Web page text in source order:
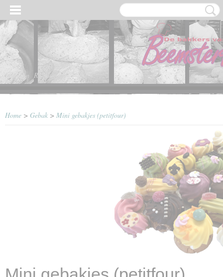
Inloggen Registreren
Home > Gebak > Mini gebakjes (petitfour)